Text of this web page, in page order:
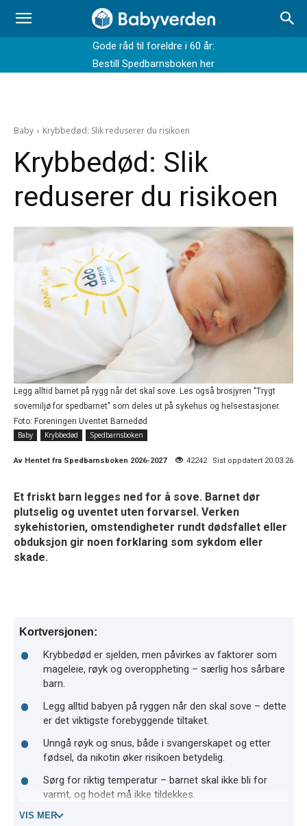
Gode råd til foreldre i 60 år:
Bestill Spedbarnsboken her
Baby Krybbedød: Slik reduserer du risikoen
Krybbedød: Slik
reduserer du risikoen
Legg alltid barnet på rygg når det skal sove. Les også brosjyren "Trygt
sovemiljø for spedbarnet" som deles ut på sykehus og helsestasjoner.
Foto: Foreningen Uventet Barnedød
Baby
Krybbedød Spedbarnsboken
Av Hentet fra Spedbarnsboken 2026-2027 42242 Sist oppdatert 20.03.26
Et friskt barn legges ned for å sove. Barnet dør
plutselig og uventet uten forvarsel. Verken
sykehistorien, omstendigheter rundt dødsfallet eller
obduksjon gir noen forklaring som sykdom eller
skade.
Kortversjonen:
Krybbedød er sjelden, men påvirkes av faktorer som
mageleie, røyk og overoppheting – særlig hos sårbare
barn.
Legg alltid babyen på ryggen når den skal sove – dette
er det viktigste forebyggende tiltaket.
Unngå røyk og snus, både i svangerskapet og etter
fødsel, da nikotin øker risikoen betydelig.
Sørg for riktig temperatur – barnet skal ikke bli for
varmt, og hodet må ikke tildekkes.
Ha et trygt sovemiljø – egen seng på foreldrenes rom
VIS MER